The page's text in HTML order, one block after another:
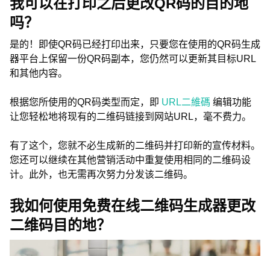
我可以在打印之后更改QR码的目的地
吗？
是的！即使QR码已经打印出来，只要您在使用的QR码生成
器平台上保留一份QR码副本，您仍然可以更新其目标URL
和其他内容。
根据您所使用的QR码类型而定，即 URL二維碼 编辑功能
让您轻松地将现有的二维码链接到网站URL，毫不费力。
有了这个，您就不必生成新的二维码并打印新的宣传材料。
您还可以继续在其他营销活动中重复使用相同的二维码设
计。此外，也无需再次努力分发该二维码。
我如何使用免费在线二维码生成器更改
二维码目的地？